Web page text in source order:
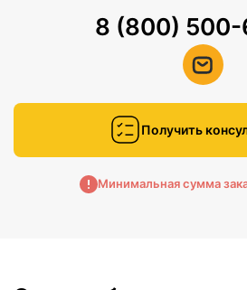
8 (800)
Получить
Минимальная сумма